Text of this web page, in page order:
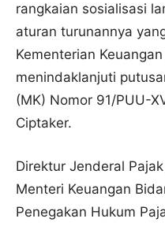
rangkaian sosialisasi
aturan turunannya
Kementerian
menindaklanjuti
(MK) Nomor 91/PUU-
Ciptaker.
Direktur Jenderal
Menteri Keuangan
Penegakan Hukum